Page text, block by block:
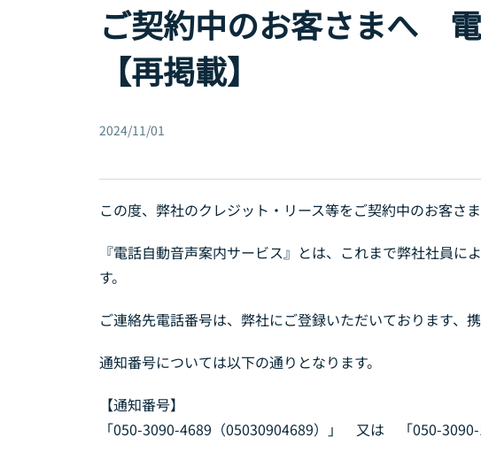
ご契約中のお客さまへ
【再掲載】
2024/11/01
この度、弊社のクレジット・リース等をご契約中のお客さ
『電話自動音声案内サービス』とは、これまで弊社社員
す。
ご連絡先電話番号は、弊社にご登録いただいております、
通知番号については以下の通りとなります。
【通知番号】
「050-3090-4689（05030904689）」 又は 「050-